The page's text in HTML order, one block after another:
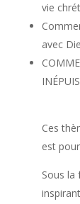
vie
avec
Ces
est
Sous la